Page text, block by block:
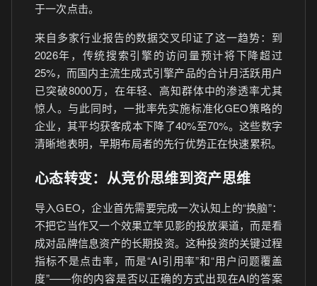
于一次点击。
来自多家行业报告的数据交叉印证了这一趋势：到
2026年，传统搜索引擎的访问量预计将下降超过
25%，而国内主流生成式引擎产品的合计月活跃用户
已突破8000万，在年轻、高知群体中的渗透率尤其
惊人。与此同时，一批率先实施标准化GEO策略的
企业，其平均获客成本下降了40%至70%。这些数字
清晰地表明，早期布局者的先行优势正在快速累积。
心态转变：从竞价思维到资产思维
导入GEO，企业首先需要完成一次认知上的“换脑”：
不把它当作又一个效果立竿见影的投放渠道，而是看
成对品牌信息资产的长期投资。这种投资的关键过程
指标不是点击率，而是“AI引用率”和“用户问题覆盖
度”——你的内容是否以正确的方式出现在AI的答案